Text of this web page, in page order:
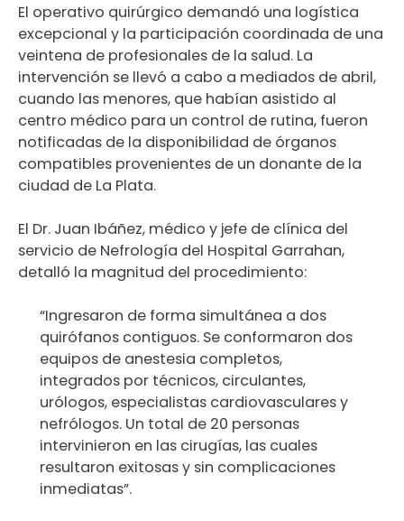
El operativo quirúrgico demandó una logística
excepcional y la participación coordinada de una
veintena de profesionales de la salud. La
intervención se llevó a cabo a mediados de abril,
cuando las menores, que habían asistido al
centro médico para un control de rutina, fueron
notificadas de la disponibilidad de órganos
compatibles provenientes de un donante de la
ciudad de La Plata.
El Dr. Juan Ibáñez, médico y jefe de clínica del
servicio de Nefrología del Hospital Garrahan,
detalló la magnitud del procedimiento:
“Ingresaron de forma simultánea a dos
quirófanos contiguos. Se conformaron dos
equipos de anestesia completos,
integrados por técnicos, circulantes,
urólogos, especialistas cardiovasculares y
nefrólogos. Un total de 20 personas
intervinieron en las cirugías, las cuales
resultaron exitosas y sin complicaciones
inmediatas”.